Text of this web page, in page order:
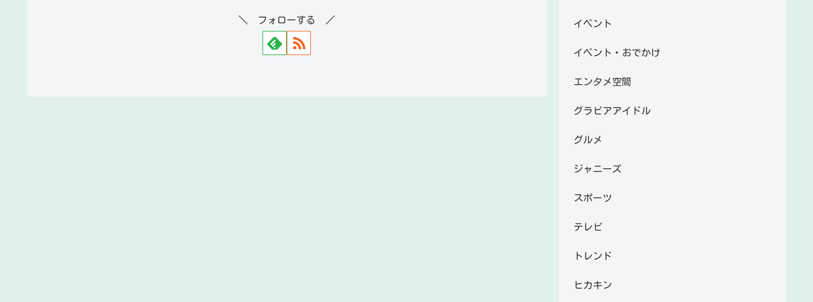
＼ フォローする ／ イベント
イベント・おでかけ
エンタメ空間
グラビアアイドル
グルメ
ジャニーズ
スポーツ
テレビ
トレンド
ヒカキン